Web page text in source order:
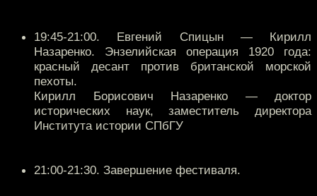
19:45-21:00. Евгений Спицын — Кирилл
Назаренко. Энзелийская операция 1920 года:
красный десант против британской морской
пехоты.
Кирилл Борисович Назаренко — доктор
исторических наук, заместитель директора
Института истории СПбГУ
21:00-21:30. Завершение фестиваля.